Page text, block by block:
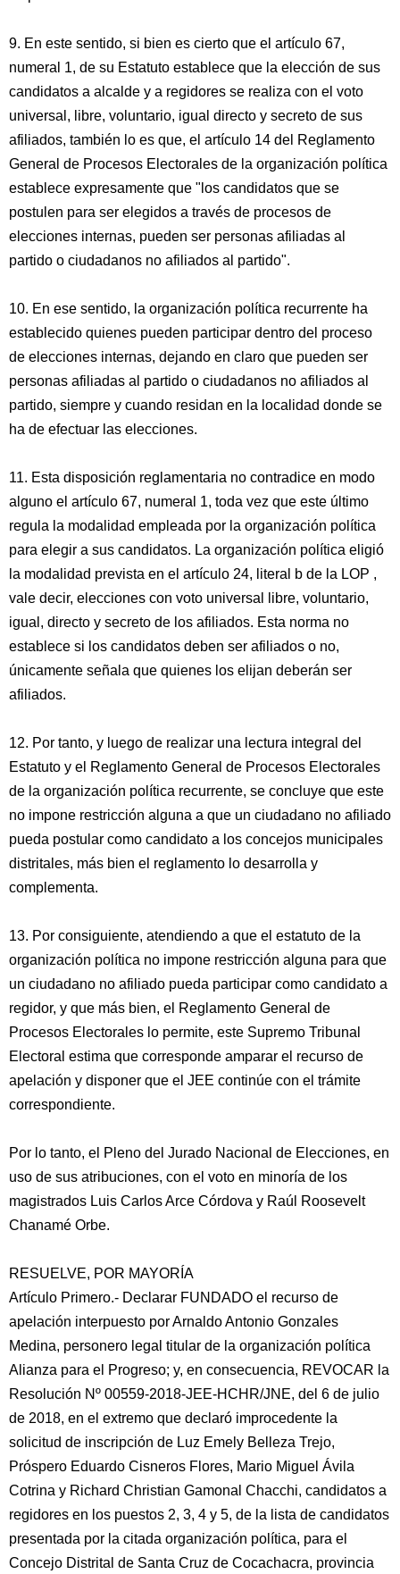
9. En este sentido, si bien es cierto que el artículo 67,
numeral 1, de su Estatuto establece que la elección de sus
candidatos a alcalde y a regidores se realiza con el voto
universal, libre, voluntario, igual directo y secreto de sus
afiliados, también lo es que, el artículo 14 del Reglamento
General de Procesos Electorales de la organización política
establece expresamente que "los candidatos que se
postulen para ser elegidos a través de procesos de
elecciones internas, pueden ser personas afiliadas al
partido o ciudadanos no afiliados al partido".
10. En ese sentido, la organización política recurrente ha
establecido quienes pueden participar dentro del proceso
de elecciones internas, dejando en claro que pueden ser
personas afiliadas al partido o ciudadanos no afiliados al
partido, siempre y cuando residan en la localidad donde se
ha de efectuar las elecciones.
11. Esta disposición reglamentaria no contradice en modo
alguno el artículo 67, numeral 1, toda vez que este último
regula la modalidad empleada por la organización política
para elegir a sus candidatos. La organización política eligió
la modalidad prevista en el artículo 24, literal b de la LOP ,
vale decir, elecciones con voto universal libre, voluntario,
igual, directo y secreto de los afiliados. Esta norma no
establece si los candidatos deben ser afiliados o no,
únicamente señala que quienes los elijan deberán ser
afiliados.
12. Por tanto, y luego de realizar una lectura integral del
Estatuto y el Reglamento General de Procesos Electorales
de la organización política recurrente, se concluye que este
no impone restricción alguna a que un ciudadano no afiliado
pueda postular como candidato a los concejos municipales
distritales, más bien el reglamento lo desarrolla y
complementa.
13. Por consiguiente, atendiendo a que el estatuto de la
organización política no impone restricción alguna para que
un ciudadano no afiliado pueda participar como candidato a
regidor, y que más bien, el Reglamento General de
Procesos Electorales lo permite, este Supremo Tribunal
Electoral estima que corresponde amparar el recurso de
apelación y disponer que el JEE continúe con el trámite
correspondiente.
Por lo tanto, el Pleno del Jurado Nacional de Elecciones, en
uso de sus atribuciones, con el voto en minoría de los
magistrados Luis Carlos Arce Córdova y Raúl Roosevelt
Chanamé Orbe.
RESUELVE, POR MAYORÍA
Artículo Primero.- Declarar FUNDADO el recurso de
apelación interpuesto por Arnaldo Antonio Gonzales
Medina, personero legal titular de la organización política
Alianza para el Progreso; y, en consecuencia, REVOCAR la
Resolución Nº 00559-2018-JEE-HCHR/JNE, del 6 de julio
de 2018, en el extremo que declaró improcedente la
solicitud de inscripción de Luz Emely Belleza Trejo,
Próspero Eduardo Cisneros Flores, Mario Miguel Ávila
Cotrina y Richard Christian Gamonal Chacchi, candidatos a
regidores en los puestos 2, 3, 4 y 5, de la lista de candidatos
presentada por la citada organización política, para el
Concejo Distrital de Santa Cruz de Cocachacra, provincia